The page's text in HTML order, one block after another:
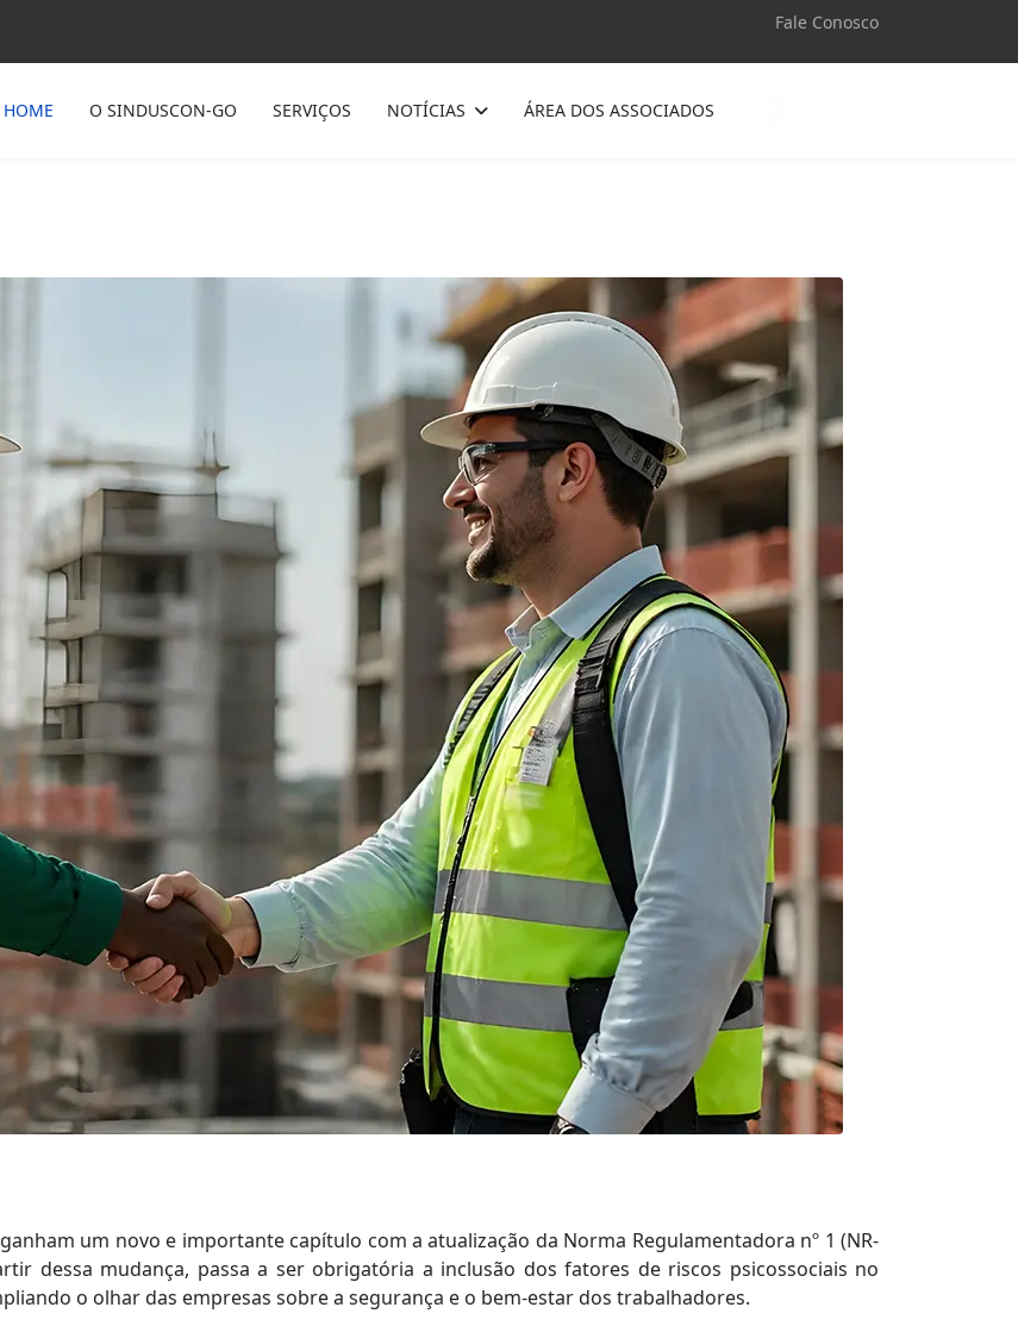
Fale Conosco
HOME O SINDUSCON-GO SERVIÇOS NOTÍCIAS ÁREA DOS ASSOCIADOS
um novo e importante capítulo com a atualização da Norma Regulamentadora nº 1 (NR-
dessa mudança, passa a ser obrigatória a inclusão dos fatores de riscos psicossociais no
o olhar das empresas sobre a segurança e o bem-estar dos trabalhadores.